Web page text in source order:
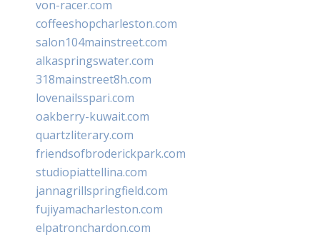
von-racer.com
coffeeshopcharleston.com
salon104mainstreet.com
alkaspringswater.com
318mainstreet8h.com
lovenailsspari.com
oakberry-kuwait.com
quartzliterary.com
friendsofbroderickpark.com
studiopiattellina.com
jannagrillspringfield.com
fujiyamacharleston.com
elpatronchardon.com